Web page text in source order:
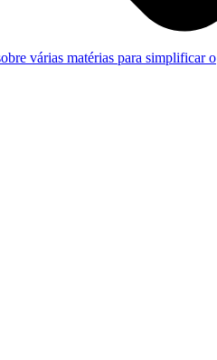
várias matérias para simplificar o